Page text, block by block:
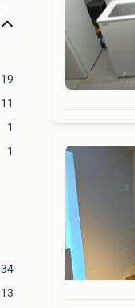
19
11
1
1
34
13